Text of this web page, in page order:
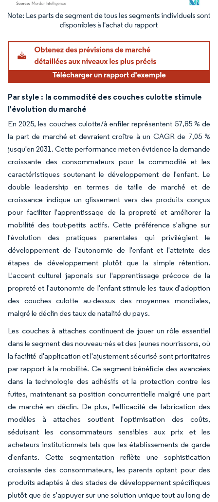
Image © Mordor Intelligence. La réutilisation nécessite une attribution sous CC BY
Par style : la commodité des couches culotte stimule
l'évolution du marché
En 2025, les couches culotte/à enfiler représentent 57,85 % de
la part de marché et devraient croître à un CAGR de 7,05 %
jusqu'en 2031. Cette performance met en évidence la demande
croissante des consommateurs pour la commodité et les
caractéristiques soutenant le développement de l'enfant. Le
double leadership en termes de taille de marché et de
croissance indique un glissement vers des produits conçus
pour faciliter l'apprentissage de la propreté et améliorer la
mobilité des tout-petits actifs. Cette préférence s'aligne sur
l'évolution des pratiques parentales qui privilégient le
développement de l'autonomie de l'enfant et l'atteinte des
étapes de développement plutôt que la simple rétention.
L'accent culturel japonais sur l'apprentissage précoce de la
propreté et l'autonomie de l'enfant stimule les taux d'adoption
des couches culotte au-dessus des moyennes mondiales,
malgré le déclin des taux de natalité du pays.
Les couches à attaches continuent de jouer un rôle essentiel
dans le segment des nouveau-nés et des jeunes nourrissons, où
la facilité d'application et l'ajustement sécurisé sont prioritaires
par rapport à la mobilité. Ce segment bénéficie des avancées
dans la technologie des adhésifs et la protection contre les
fuites, maintenant sa position concurrentielle malgré une part
de marché en déclin. De plus, l'efficacité de fabrication des
modèles à attaches soutient l'optimisation des coûts,
séduisant les consommateurs sensibles aux prix et les
acheteurs institutionnels tels que les établissements de garde
d'enfants. Cette segmentation reflète une sophistication
croissante des consommateurs, les parents optant pour des
produits adaptés à des stades de développement spécifiques
plutôt que de s'appuyer sur une solution unique tout au long de